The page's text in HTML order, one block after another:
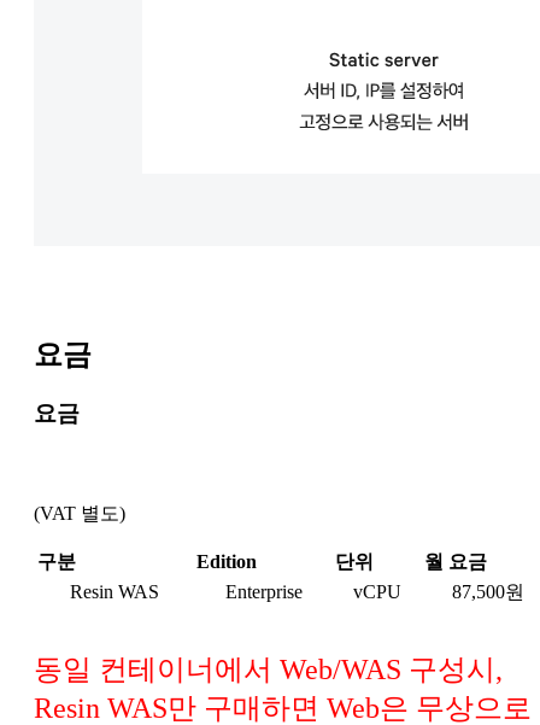
요금
요금
(VAT 별도)
구분 Edition 단위
월 요금
Resin WAS
Enterprise vCPU 87,500원
동일 컨테이너에서 Web/WAS 구성시,
Resin WAS만 구매하면 Web은 무상으로